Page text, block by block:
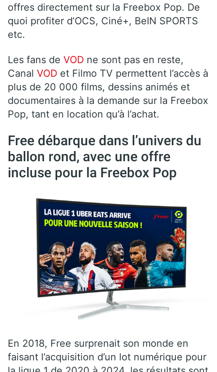
offres directement sur la Freebox Pop. De
quoi profiter d’OCS, Ciné+, BeIN SPORTS
etc.
Les fans de VOD ne sont pas en reste,
Canal VOD et Filmo TV permettent l’accès à
plus de 20 000 films, dessins animés et
documentaires à la demande sur la Freebox
Pop, tant en location qu’à l’achat.
Free débarque dans l’univers du
ballon rond, avec une offre
incluse pour la Freebox Pop
En 2018, Free surprenait son monde en
faisant l’acquisition d’un lot numérique pour